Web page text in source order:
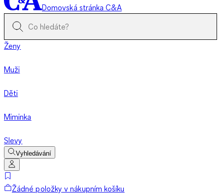
Domovská stránka C&A
Ženy
Muži
Děti
Miminka
Slevy
Vyhledávání
Žádné položky v nákupním košíku